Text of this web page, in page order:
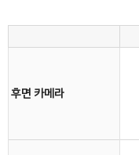
후면 카메라